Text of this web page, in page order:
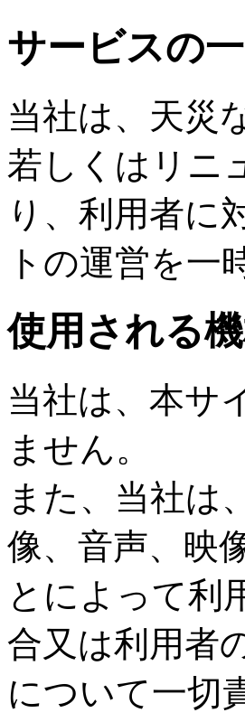
サービスの
当社は、天災
若しくはリニ
り、利用者に
トの運営を一
使用される
当社は、本サ
ません。
また、当社は
像、音声、映
とによって利
合又は利用者
について一切